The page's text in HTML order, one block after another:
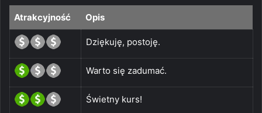
Atrakcyjność Opis
Dziękuję, postoję.
Warto się zadumać.
Świetny kurs!